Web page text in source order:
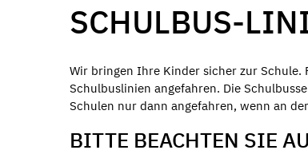
SCHULBUS-
Wir bringen Ihre Kinder sicher zur Schule.
Schulbuslinien angefahren. Die
Schulen nur dann angefahren, wenn an
BITTE BEACHTEN SIE